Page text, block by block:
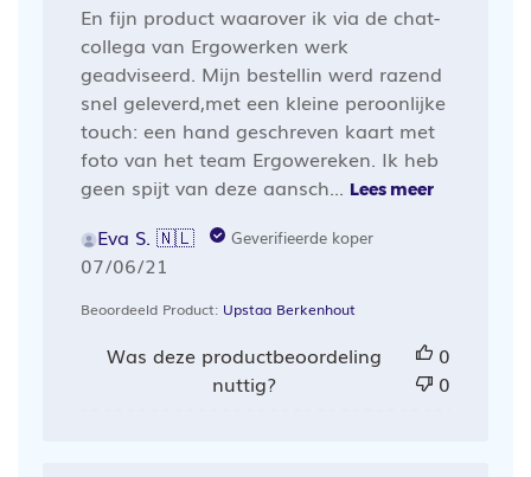
En fijn product waarover ik via de chat-
collega van Ergowerken werk
geadviseerd. Mijn bestellin werd razend
snel geleverd,met een kleine peroonlijke
touch: een hand geschreven kaart met
foto van het team Ergowereken. Ik heb
geen spijt van deze aansch...
Lees meer
Eva S. 🇳🇱 Geverifieerde koper
Publicatiedatum
07/06/21
Beoordeeld Product: Upstaa Berkenhout
Was deze productbeoordeling
nuttig?
0
0